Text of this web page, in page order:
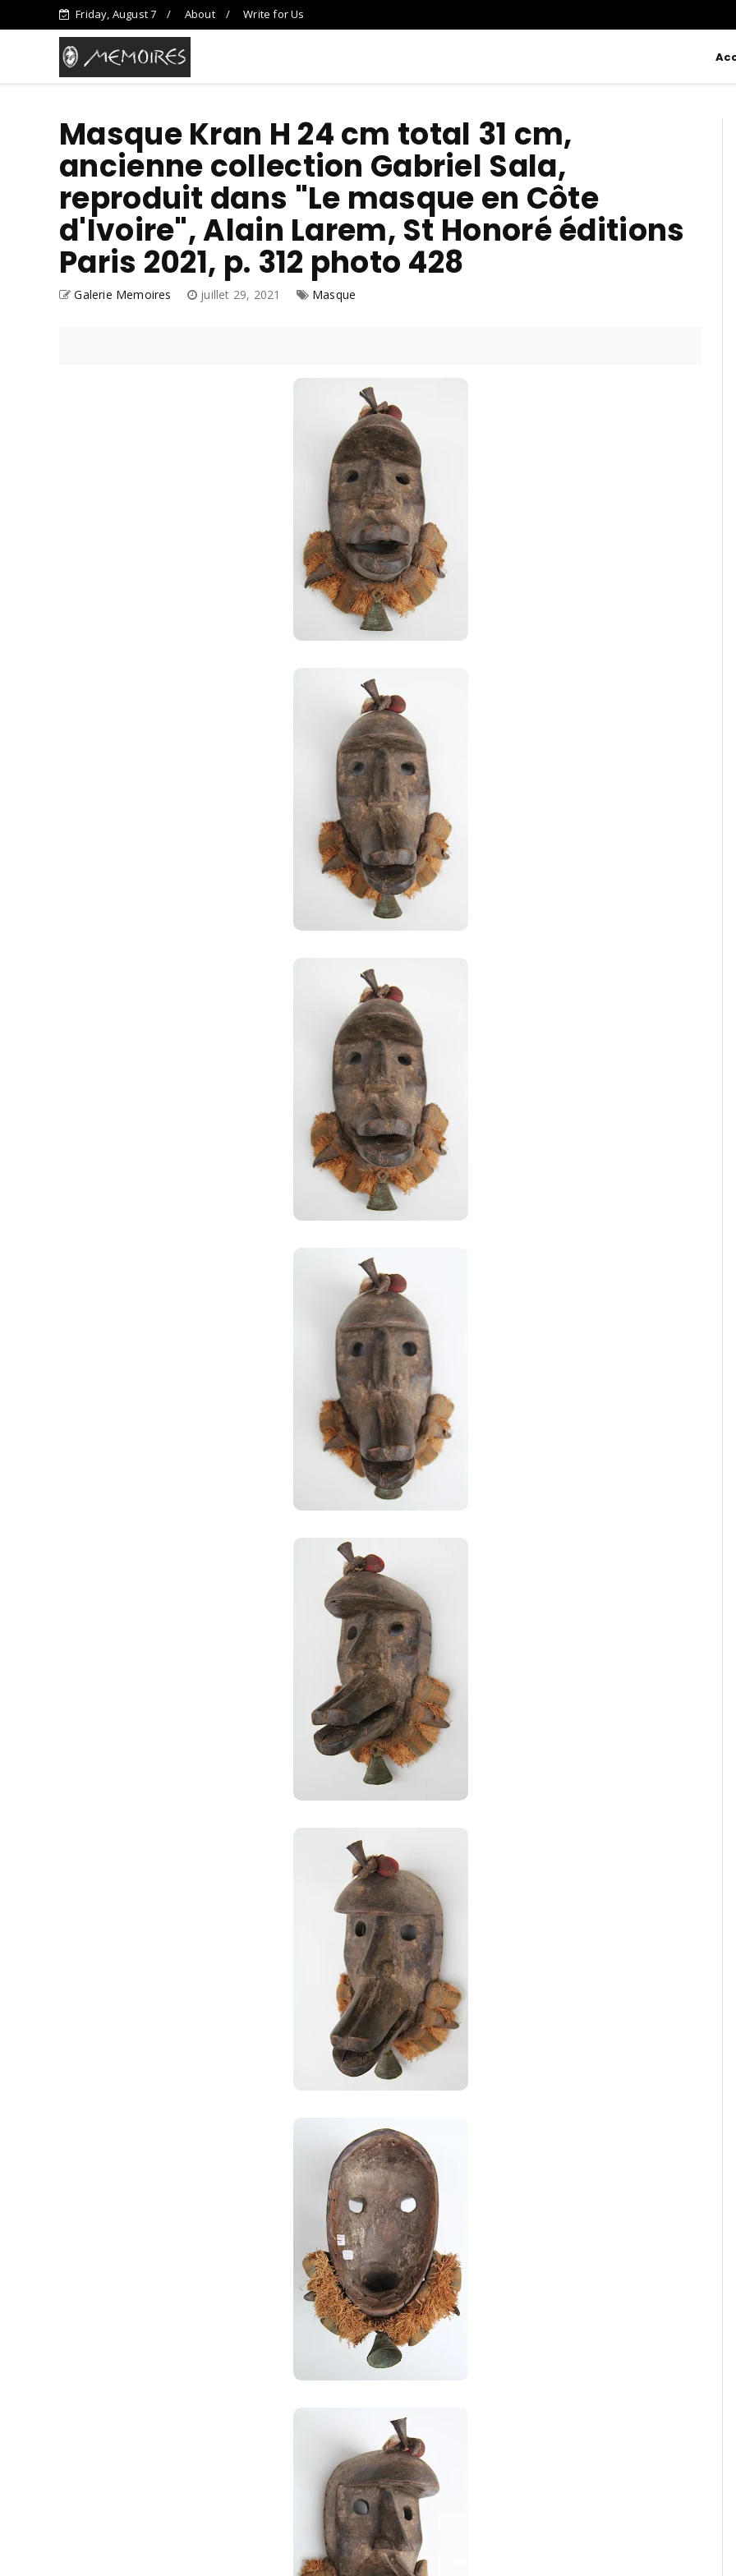
Friday, August 7 About Write for Us
Masque Kran H 24 cm total 31 cm,
ancienne collection Gabriel Sala,
reproduit dans "Le masque en Côte
d'Ivoire", Alain Larem, St Honoré éditions
Paris 2021, p. 312 photo 428
Galerie Memoires juillet 29, 2021 Masque